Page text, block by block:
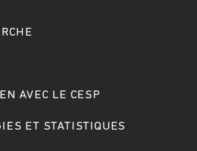
AVEC LE CESP
ET STATISTIQUES